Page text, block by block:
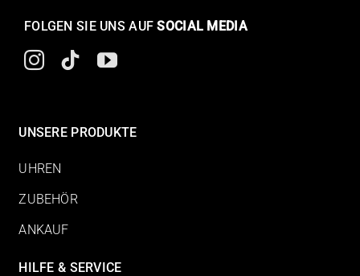
FOLGEN SIE UNS AUFSOCIAL MEDIA
UNSERE PRODUKTE
UHREN
ZUBEHÖR
ANKAUF
HILFE & SERVICE